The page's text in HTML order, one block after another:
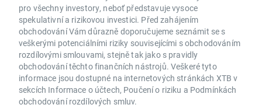
pro všechny investory, neboť představuje vysoce
spekulativní a rizikovou investici. Před zahájením
obchodování Vám důrazně doporučujeme seznámit se s
veškerými potenciálními riziky souvisejícími s obchodováním
rozdílovými smlouvami, stejně tak jako s pravidly
obchodování těchto finančních nástrojů. Veškeré tyto
informace jsou dostupné na internetových stránkách XTB v
sekcích Informace o účtech, Poučení o riziku a Podmínkách
obchodování rozdílových smluv.